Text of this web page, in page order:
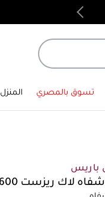
تسوق بالمصري المنزل
باريس
لاك ريزست 600 لو نيو روز